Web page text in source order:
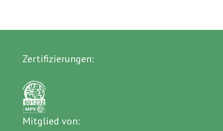
Zertifizierungen:
Mitglied von: